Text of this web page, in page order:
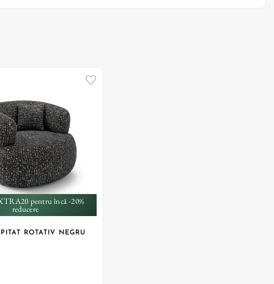
pentru încă -20%
reducere
ROTATIV NEGRU